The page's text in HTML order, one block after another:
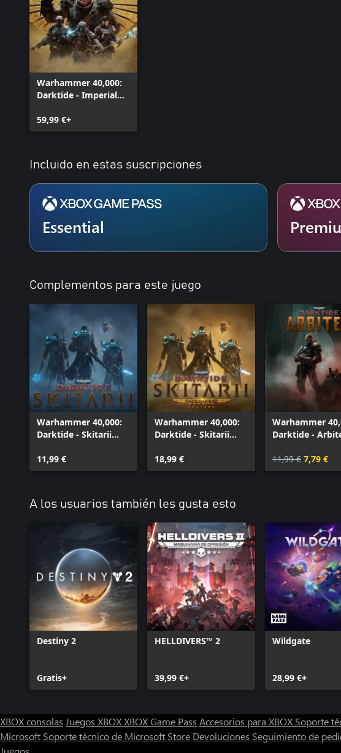
Warhammer 40,000:
Darktide - Imperial
59,99 €+
Incluido en estas suscripciones
Essential
Complementos para este juego
Warhammer 40,000:
Darktide - Skitarii
11,99 €
Warhammer 40,000:
Darktide - Skitarii
18,99 €
Warhammer
Darktide -
11,99 € 7,79 €
A los usuarios también les gusta esto
Destiny 2
Gratis+
HELLDIVERS™ 2
39,99 €+
Wildgate
28,99 €+
XBOX consolas Juegos XBOXXBOX Game Pass Accesorios para XBOX Soporte
Microsoft Soporte técnico de Microsoft Store Devoluciones Seguimiento de